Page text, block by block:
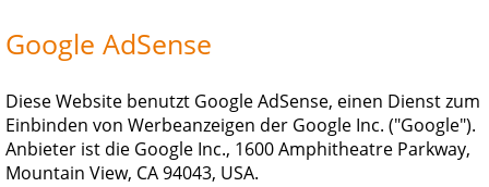
Google AdSense
Diese Website benutzt Google AdSense, einen Dienst zum
Einbinden von Werbeanzeigen der Google Inc. ("Google").
Anbieter ist die Google Inc., 1600 Amphitheatre Parkway,
Mountain View, CA 94043, USA.